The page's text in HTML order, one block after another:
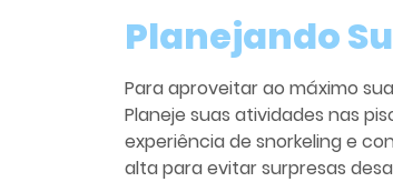
Planejando
Para aproveitar ao máximo
Planeje suas atividades nas
experiência de snorkeling e
alta para evitar surpresas